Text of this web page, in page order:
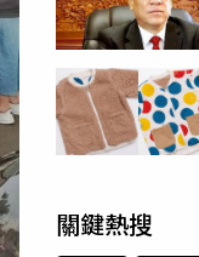
關鍵熱搜